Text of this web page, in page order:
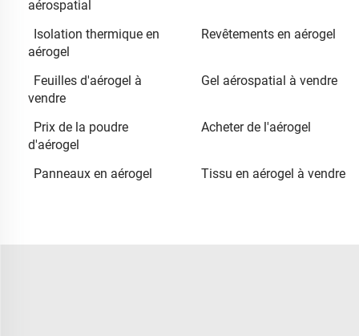
aérospatial
Isolation thermique en
aérogel
Revêtements en aérogel
Feuilles d'aérogel à
vendre
Gel aérospatial à vendre
Prix de la poudre
d'aérogel
Acheter de l'aérogel
Panneaux en aérogel Tissu en aérogel à vendre